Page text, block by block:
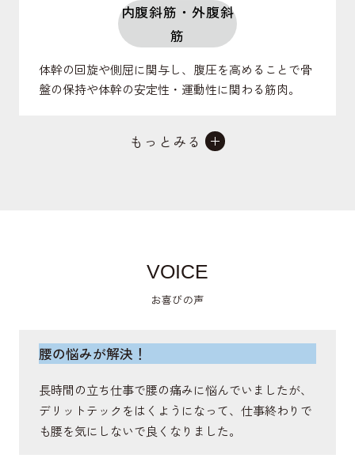
内腹斜筋・外腹斜
筋
体幹の回旋や側屈に関与し、腹圧を高めることで骨
盤の保持や体幹の安定性・運動性に関わる筋肉。
僧帽筋
棘突起
体幹や背骨の運動軸をサポートする骨。
もっとみる
VOICE
お喜びの声
腰の悩みが解決！
長時間の立ち仕事で腰の痛みに悩んでいましたが、
デリットテックをはくようになって、仕事終わりで
も腰を気にしないで良くなりました。